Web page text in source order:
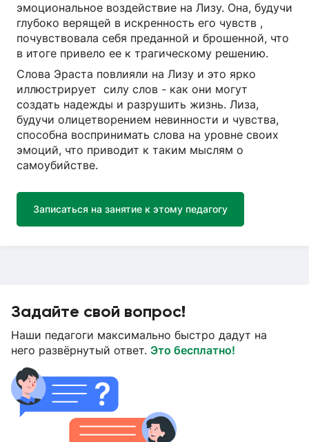
эмоциональное воздействие на Лизу. Она, будучи
глубоко верящей в искренность его чувств ,
почувствовала себя преданной и брошенной, что
в итоге привело ее к трагическому решению.
Слова Эраста повлияли на Лизу и это ярко
иллюстрирует силу слов - как они могут
создать надежды и разрушить жизнь. Лиза,
будучи олицетворением невинности и чувства,
способна воспринимать слова на уровне своих
эмоций, что приводит к таким мыслям о
самоубийстве.
Записаться на занятие к этому педагогу
Задайте свой вопрос!
Наши педагоги максимально быстро дадут на
него развёрнутый ответ. Это бесплатно!